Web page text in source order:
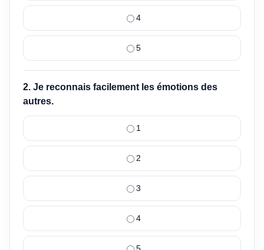
4
5
2. Je reconnais facilement les émotions des
autres.
1
2
3
4